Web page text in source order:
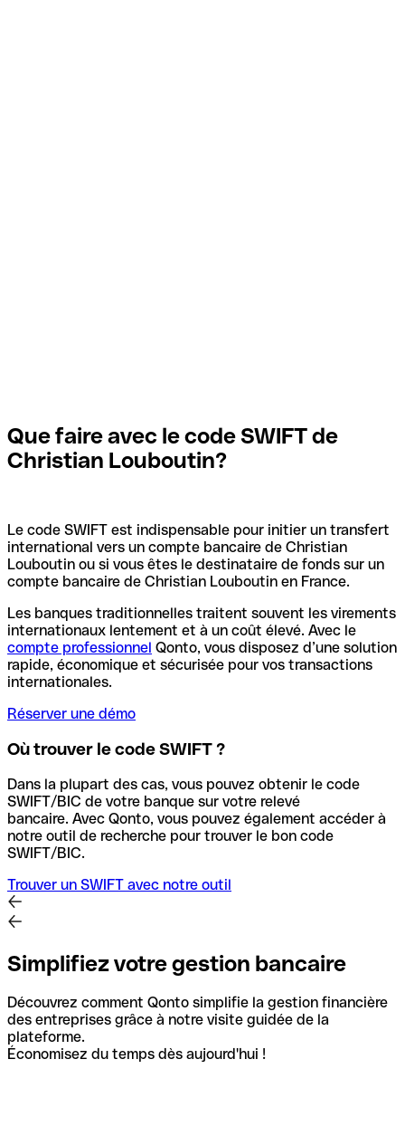
Que faire avec le code SWIFT de
Christian Louboutin?
Le code SWIFT est indispensable pour initier un transfert
international vers un compte bancaire de Christian
Louboutin ou si vous êtes le destinataire de fonds sur un
compte bancaire de Christian Louboutin en France.
Les banques traditionnelles traitent souvent les virements
internationaux lentement et à un coût élevé. Avec le
compte professionnel Qonto, vous disposez d’une solution
rapide, économique et sécurisée pour vos transactions
internationales.
Réserver une démo
Où trouver le code SWIFT ?
Dans la plupart des cas, vous pouvez obtenir le code
SWIFT/BIC de votre banque sur votre relevé
bancaire. Avec Qonto, vous pouvez également accéder à
notre outil de recherche pour trouver le bon code
SWIFT/BIC.
Trouver un SWIFT avec notre outil
Simplifiez votre gestion bancaire
Découvrez comment Qonto simplifie la gestion financière
des entreprises grâce à notre visite guidée de la
plateforme.
Économisez du temps dès aujourd'hui !